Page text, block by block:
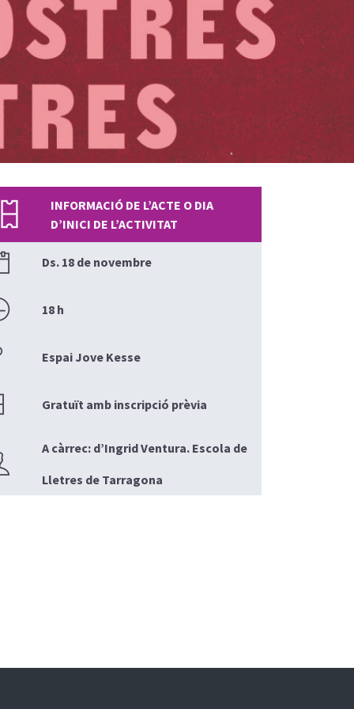
INFORMACIÓ DE L’ACTE O DIA
D’INICI DE L’ACTIVITAT
Ds. 18 de novembre
18 h
Espai Jove Kesse
Gratuït amb inscripció prèvia
A càrrec: d’Ingrid Ventura. Escola de
Lletres de Tarragona